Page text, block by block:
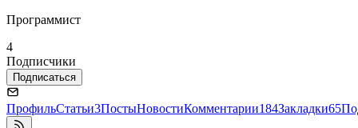
Программист
4
Подписчики
Подписаться
ПрофильСтатьи3ПостыНовостиКомментарии184Закладки65